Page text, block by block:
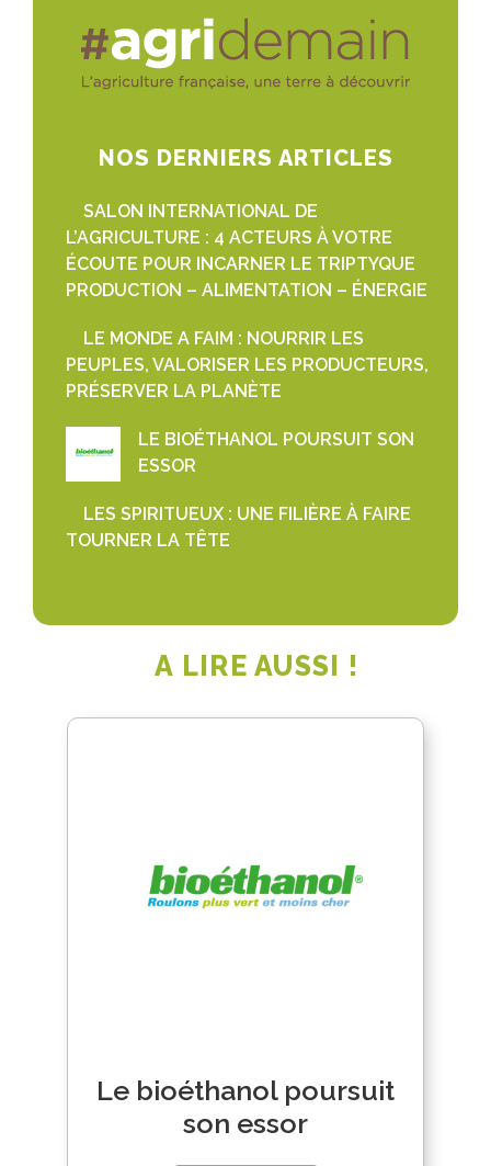
NOS DERNIERS ARTICLES
SALON INTERNATIONAL DE
L’AGRICULTURE : 4 ACTEURS À VOTRE
ÉCOUTE POUR INCARNER LE TRIPTYQUE
PRODUCTION – ALIMENTATION – ÉNERGIE
LE MONDE A FAIM : NOURRIR LES
PEUPLES, VALORISER LES PRODUCTEURS,
PRÉSERVER LA PLANÈTE
LE BIOÉTHANOL POURSUIT SON
ESSOR
LES SPIRITUEUX : UNE FILIÈRE À FAIRE
TOURNER LA TÊTE
A LIRE AUSSI !
Le bioéthanol poursuit
son essor